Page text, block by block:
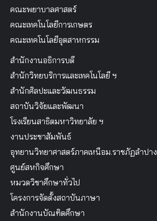
คณะพยาบาลศาสตร์
คณะเทคโนโลยีการเกษตร
คณะเทคโนโลยีอุตสาหกรรม
สำนักงานอธิการบดี
สำนักวิทยบริการและเทคโนโลยี ฯ
สำนักศิลปะและวัฒนธรรม
สถาบันวิจัยและพัฒนา
โรงเรียนสาธิตมหาวิทยาลัย ฯ
งานประชาสัมพันธ์
อุทยานวิทยาศาสตร์ภาคเหนือม.ราชภัฏลำปาง
ศูนย์สหกิจศึกษา
หมวดวิชาศึกษาทั่วไป
โครงการจัดตั้งสถาบันภาษา
สำนักงานบัณฑิตศึกษา